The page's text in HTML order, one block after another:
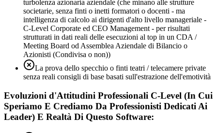
turbolenza azionaria aziendale (che minano alle strutture
societarie, senza finti o inetti formatori o docenti - ma
intelligenza di calcolo ai dirigenti d'alto livello manageriale -
C-Level Corporate ed CEO Management - per risultati
strutturati in dati reali delle esecuzioni al top in un CDA /
Meeting Board od Assemblea Aziendale di Bilancio o
Azionisti (Condivisa o non))
La prova dello specchio o finti teatri / telecamere private
senza reali consigli di base basati sull'estrazione dell'emotività
Evoluzioni d'Attitudini Professionali C-Level (In Cui
Speriamo E Crediamo Da Professionisti Dedicati Ai
Leader) E Realtà Di Questo Software: